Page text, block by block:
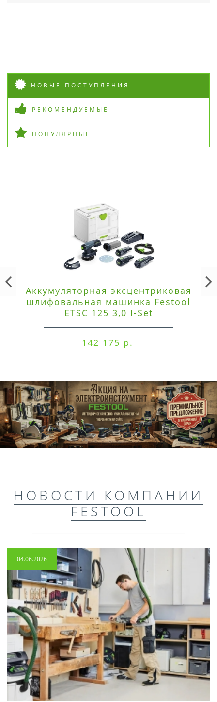
НОВЫЕ ПОСТУПЛЕНИЯ
РЕКОМЕНДУЕМЫЕ
ПОПУЛЯРНЫЕ
Аккумуляторная эксцентриковая
шлифовальная машинка Festool
ETSC 125 3,0 I-Set
142 175 р.
НОВОСТИ КОМПАНИИ
FESTOOL
04.06.2026